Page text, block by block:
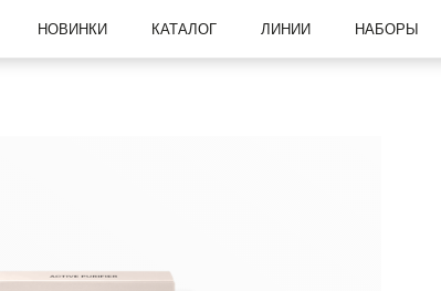
НОВИНКИ КАТАЛОГ ЛИНИИ НАБОРЫ